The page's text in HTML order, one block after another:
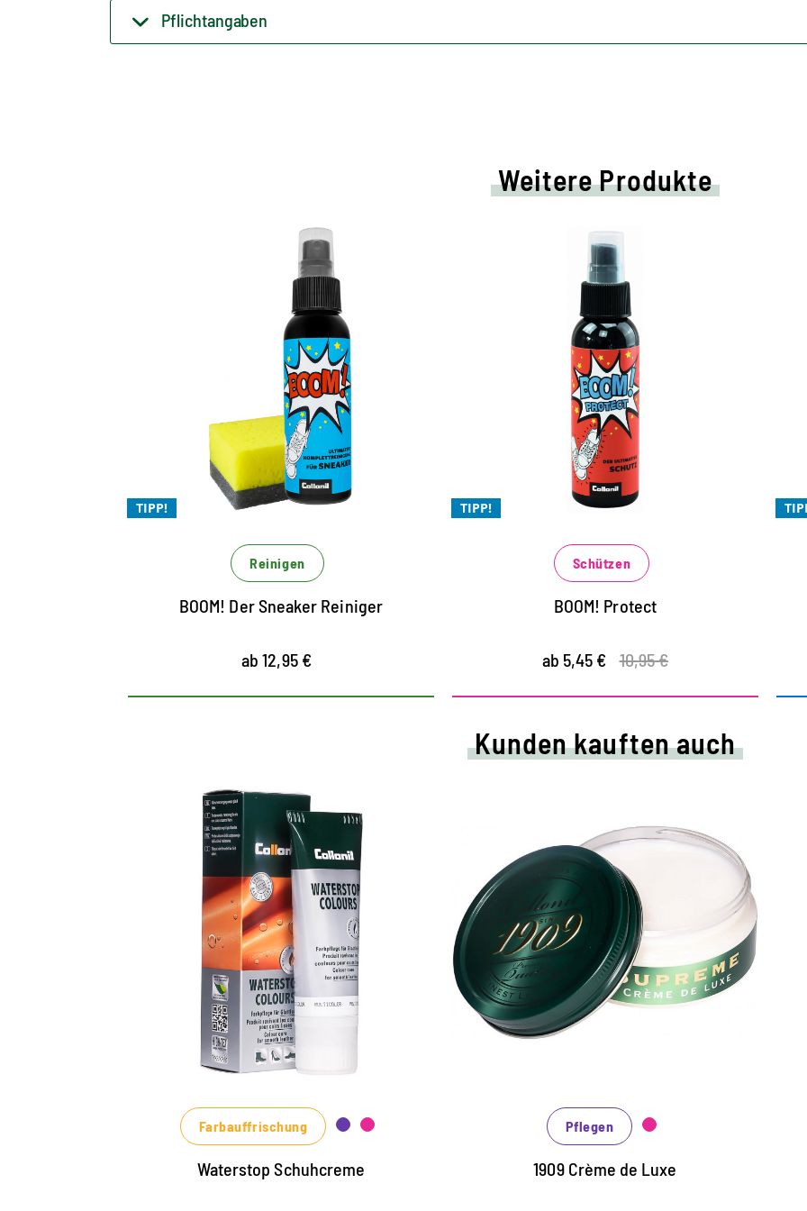
Pflichtangaben
Weitere Produkte
TIPP!
Die
Komplettreinigung
für jeden Sneaker
easy anzuwenden
der coolste Allround-Cleaner für Sneaker
mit Magic 4 Formel
Reinigen
BOOM! Der Sneaker Reiniger
ab 12,95 €
TIPP!
Der ultimative
Schutz für deine
Sneaker
extremer Schutz gegen Nässe und
für alle Materialien: Glatt- und Rauleder,
die Atmungsaktivität des Materials
bleibt erhalten
Schützen
BOOM! Protect
ab 5,45 € 10,95 €
Kunden kauften auch
Farbige Pflege- und
Imprägniercreme
pflegt alle Glattleder und HighTech-
Materialien mit Imprägnier-Effekt
nährt das Leder, hält es strapazierfähig
in vielen Farbtönen, von klassischem
Schwarz und Braun bis zu modischen
Farbauffrischung
Waterstop Schuhcreme
Luxus-Schuhcreme
für perfekten,
farbtiefen Glanz
angereichert mit natürlichen Wachsen
und Ölen
farbtiefer Glanz
Pflegen
1909 Crème de Luxe